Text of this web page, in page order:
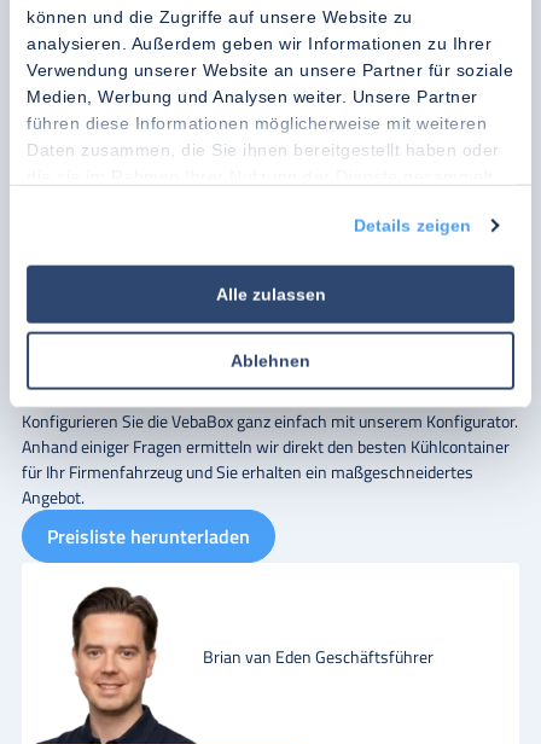
können und die Zugriffe auf unsere Website zu
analysieren. Außerdem geben wir Informationen zu Ihrer
Verwendung unserer Website an unsere Partner für soziale
Medien, Werbung und Analysen weiter. Unsere Partner
führen diese Informationen möglicherweise mit weiteren
Daten zusammen, die Sie ihnen bereitgestellt haben oder
Details zeigen
Alle zulassen
Ablehnen
Möchten Sie mehr über die Vorteile der VebaBox erfahren?
Die VebaBox bietet eine effiziente, zuverlässige und flexible Lösung für
den Kühltransport. Durch die einfache Installation, die langlebigen
Materialien und dievielen verfügbaren Ausführungenist die VebaBox
die ideale Wahl für Unternehmen, die eine hochwertige Kühllösung für
ihre Nutzfahrzeuge suchen.
Kontakt
Möchten Sie mehr darüber erfahren, wie Sie Ihren Firmenwagen mit
der VebaBox in ein Kühlfahrzeug umbauen können? Besuchen Sie
unsere Website oder kontaktieren Sie uns für eine persönliche
Beratung und entdecken Sie die vielen Vorteile unserer innovativen
Kühllösungen.
zuverlässigen Kühllösung für alle Ihre temperaturempfindlichen
Transportanforderungen.
Konfigurieren Sie die VebaBox ganz einfach mit unserem Konfigurator.
Anhand einiger Fragen ermitteln wir direkt den besten Kühlcontainer
für Ihr Firmenfahrzeug und Sie erhalten ein maßgeschneidertes
Angebot.
Preisliste herunterladen
Brian van EdenGeschäftsführer